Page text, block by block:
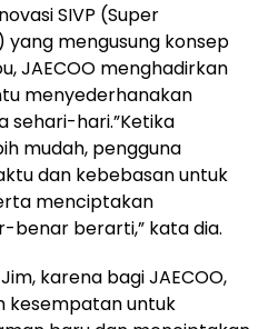
SIVP (Super
mengusung konsep
JAECOO menghadirkan
menyederhanakan
sehari-hari.”Ketika
mudah, pengguna
dan kebebasan untuk
menciptakan
benar berarti,” kata dia.
karena bagi JAECOO,
kesempatan untuk